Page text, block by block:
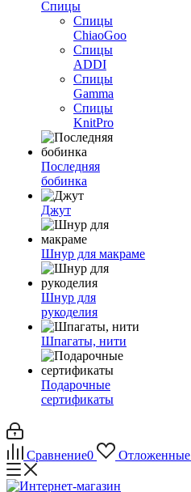
Спицы
Спицы
ChiaoGoo
Спицы
ADDI
Спицы
Gamma
Спицы
KnitPro
Последняя
бобинка
Джут
Шнур для макраме
Шнур для
рукоделия
Шпагаты, нити
Подарочные
сертификаты
Сравнение0 Отложенные